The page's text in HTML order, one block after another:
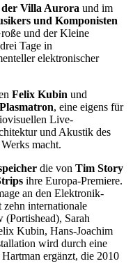
Villa Aurora und im
und Komponisten
und der Kleine
Tage in
elektronischer
Felix Kubin und
Plasmatron, eine eigens für
Live-
und Akustik des
macht.
die von Tim Story
ihre Europa-Premiere.
an den Elektronik-
internationale
Sarah
Kubin, Hans-Joachim
wird durch eine
ergänzt, die 2010